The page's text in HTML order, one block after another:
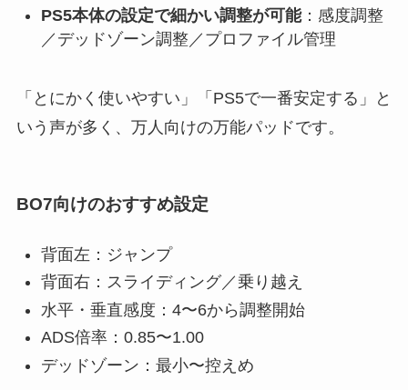
PS5本体の設定で細かい調整が可能：感度調整
／デッドゾーン調整／プロファイル管理
「とにかく使いやすい」「PS5で一番安定する」と
いう声が多く、万人向けの万能パッドです。
BO7向けのおすすめ設定
背面左：ジャンプ
背面右：スライディング／乗り越え
水平・垂直感度：4〜6から調整開始
ADS倍率：0.85〜1.00
デッドゾーン：最小〜控えめ